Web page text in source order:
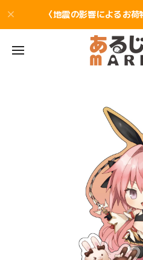
〈地震の影響によるお荷